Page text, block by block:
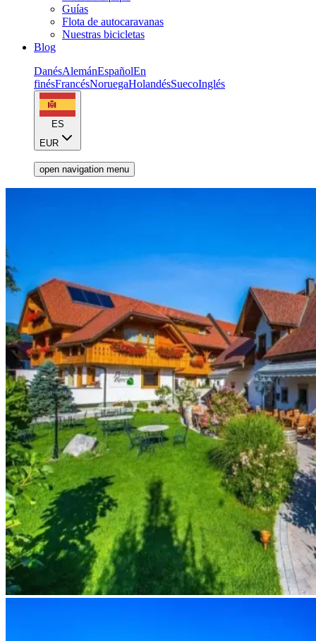
Guías
Flota de autocaravanas
Nuestras bicicletas
Blog
DanésAlemánEspañolEn
finésFrancésNoruegaHolandésSuecoInglés
ES
EUR
open navigation menu